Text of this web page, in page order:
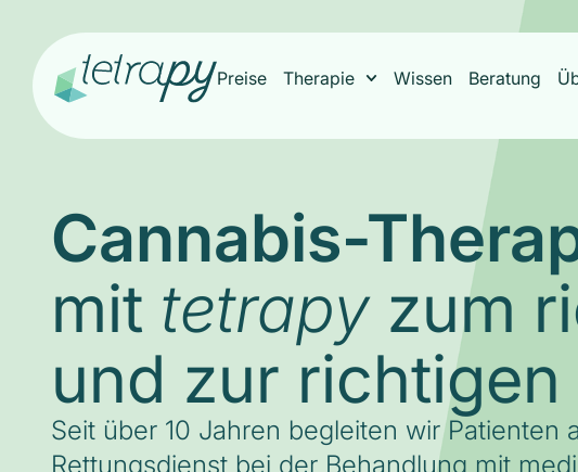
Preise Therapie Wissen Beratung
Cannabis-
mit tetrapyzum
und zur
Seit über 10 Jahren begleiten wir Patienten
Rettungsdienst bei der Behandlung mit